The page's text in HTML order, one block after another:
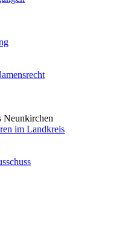
Neunkirchen
im Landkreis